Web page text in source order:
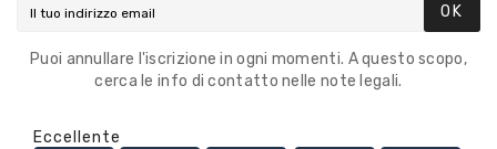
OK
Puoi annullare l'iscrizione in ogni momenti. A questo scopo,
cerca le info di contatto nelle note legali.
Eccellente